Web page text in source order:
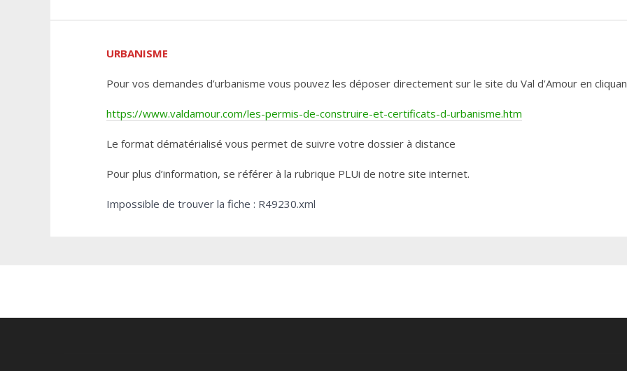
URBANISME
Pour vos demandes d’urbanisme vous pouvez les déposer directement sur le site du Val d’Amour en
https://www.valdamour.com/les-permis-de-construire-et-certificats-d-urbanisme.htm
Le format dématérialisé vous permet de suivre votre dossier à distance
Pour plus d’information, se référer à la rubrique PLUi de notre site internet.
Impossible de trouver la fiche : R49230.xml